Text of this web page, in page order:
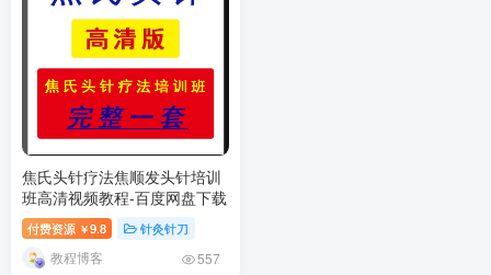
焦氏头针疗法焦顺发头针培训
班高清视频教程-百度网盘下载
付费资源 ￥9.8 针灸针刀
教程博客 557